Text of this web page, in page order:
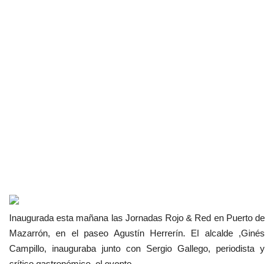
Inaugurada esta mañana las Jornadas Rojo & Red en Puerto de
Mazarrón, en el paseo Agustín Herrerín. El alcalde ,Ginés
Campillo, inauguraba junto con Sergio Gallego, periodista y